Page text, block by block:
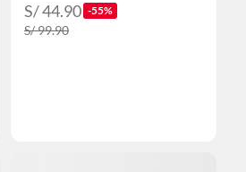
S/ 44.90 -55%
S/ 99.90